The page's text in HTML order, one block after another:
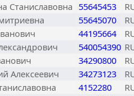
Станиславовна 55645453
55645070
44195664
540054390
34290800
Алексеевич 34273123
4152280